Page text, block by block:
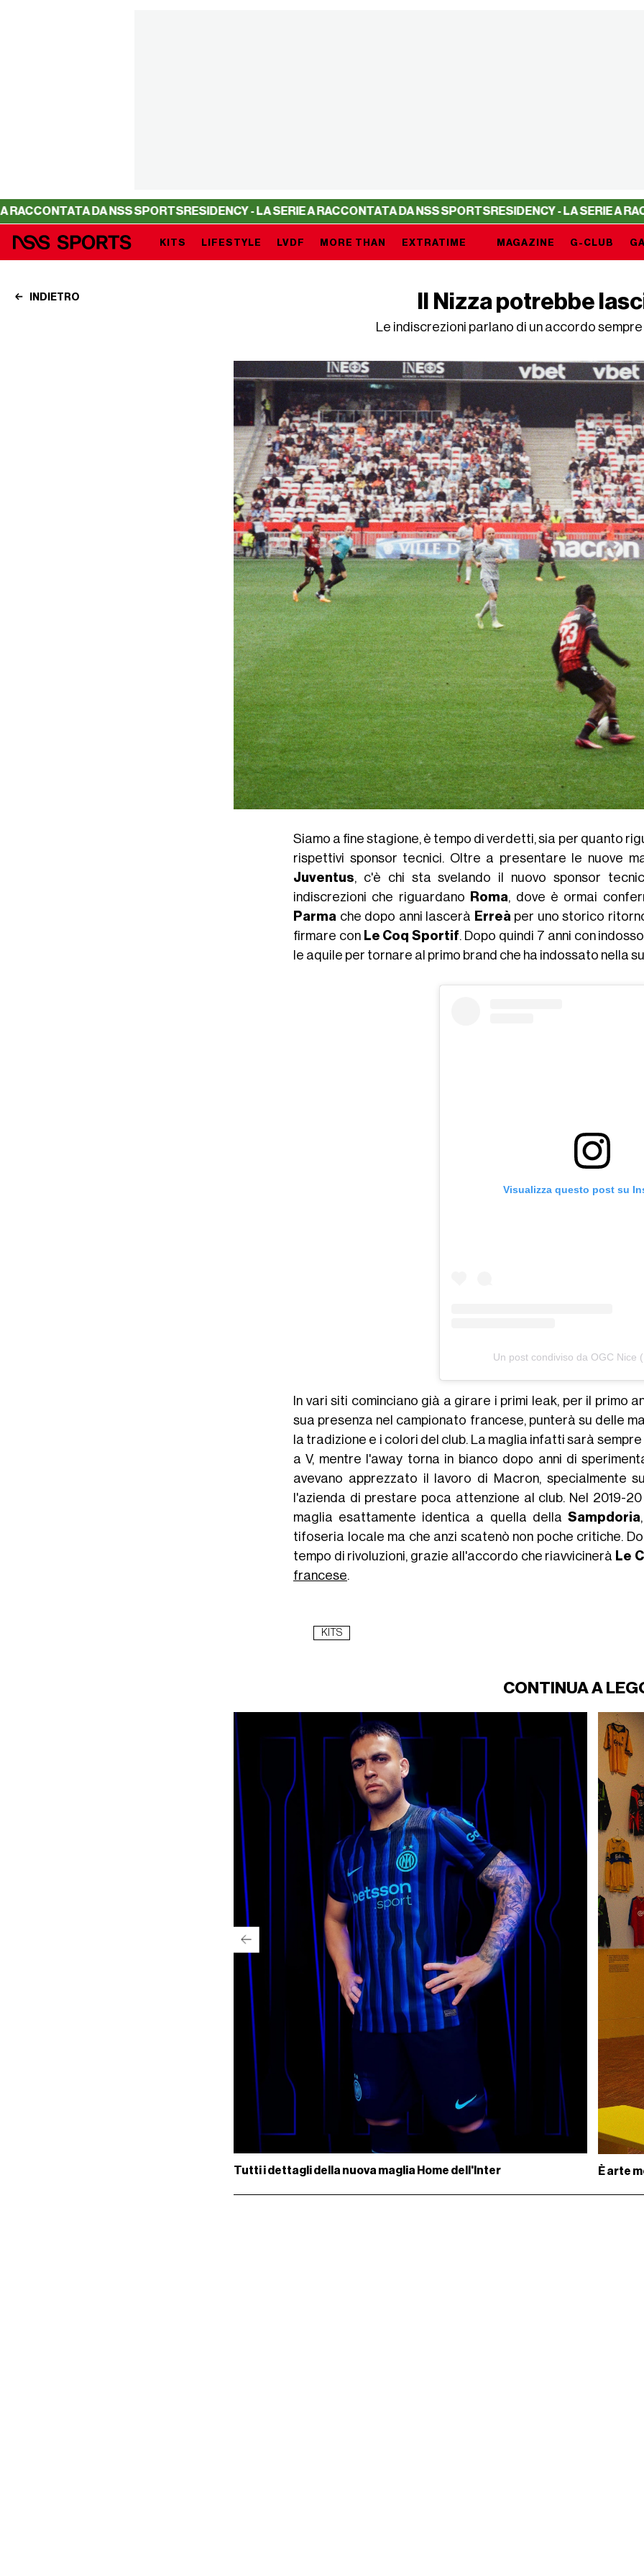
DA NSS SPORTSRESIDENCY - LA SERIE A RACCONTATA DA NSS SPORTSRESIDENCY - LA SERIE A
EXTRATIME
KITS LIFESTYLE LVDF MORE THAN MAGAZINE G-CLUB
INDIETRO Il Nizza potrebbe
Le indiscrezioni parlano di un accordo
Siamo a fine stagione, è tempo di verdetti, sia per quanto
rispettivi sponsor tecnici. Oltre a presentare le nuove
Juventus, c'è chi sta svelando il nuovo sponsor
indiscrezioni che riguardano
Roma, dove è ormai
Parma che dopo anni lascerà Erreà per uno storico
firmare con Le Coq Sportif. Dopo quindi 7 anni con
le aquile per tornare al primo brand che ha indossato nella
Visualizza questo post su
Un post condiviso da OGC Nice
In vari siti cominciano già a girare i primi leak, per il primo
sua presenza nel campionato francese, punterà su delle
la tradizione e i colori del club. La maglia infatti sarà
a V, mentre l'away torna in bianco dopo anni di
avevano apprezzato il lavoro di Macron, specialmente
l'azienda di prestare poca attenzione al club. Nel 2019-
maglia esattamente identica a quella della Sampdoria
tifoseria locale ma che anzi scatenò non poche critiche.
tempo di rivoluzioni, grazie all'accordo che riavvicinerà Le
francese.
KITS
CONTINUA A
Tutti i dettagli della nuova maglia Home dell'Inter È arte